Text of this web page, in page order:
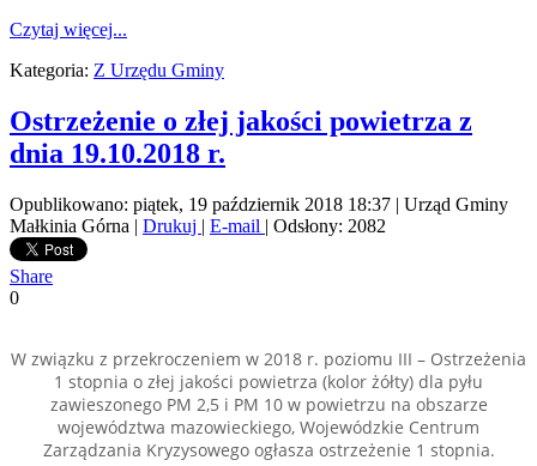
Czytaj więcej...
Kategoria: Z Urzędu Gminy
Ostrzeżenie o złej jakości powietrza z
dnia 19.10.2018 r.
Opublikowano: piątek, 19 październik 2018 18:37 | Urząd Gminy
Małkinia Górna | Drukuj | E-mail | Odsłony: 2082
Share
0
W związku z przekroczeniem w 2018 r. poziomu III – Ostrzeżenia
1 stopnia o złej jakości powietrza (kolor żółty) dla pyłu
zawieszonego PM 2,5 i PM 10 w powietrzu na obszarze
województwa mazowieckiego, Wojewódzkie Centrum
Zarządzania Kryzysowego ogłasza ostrzeżenie 1 stopnia.